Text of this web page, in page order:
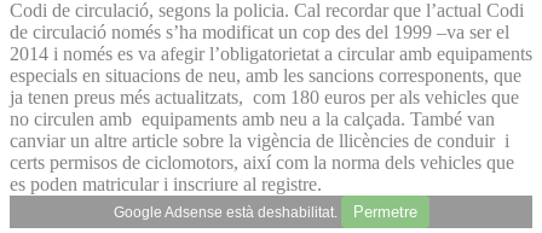
Codi de circulació, segons la policia. Cal recordar que l’actual Codi
de circulació només s’ha modificat un cop des del 1999 –va ser el
2014 i només es va afegir l’obligatorietat a circular amb equipaments
especials en situacions de neu, amb les sancions corresponents, que
ja tenen preus més actualitzats, com 180 euros per als vehicles que
no circulen amb equipaments amb neu a la calçada. També van
canviar un altre article sobre la vigència de llicències de conduir i
certs permisos de ciclomotors, així com la norma dels vehicles que
es poden matricular i inscriure al registre.
Google Adsense està deshabilitat. Permetre